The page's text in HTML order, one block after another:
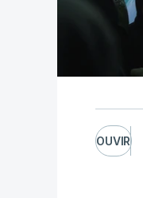
OUVIR